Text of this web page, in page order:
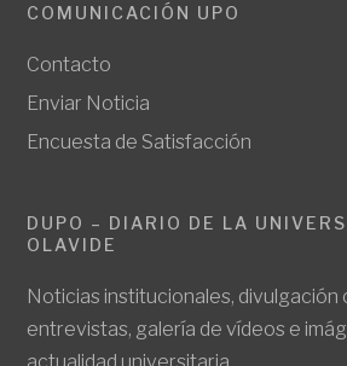
COMUNICACIÓN UPO
Contacto
Enviar Noticia
Encuesta de Satisfacción
DUPO – DIARIO DE LA
OLAVIDE
Noticias institucionales, divulgación
entrevistas, galería de vídeos e